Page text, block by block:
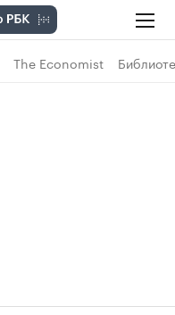
The Economist